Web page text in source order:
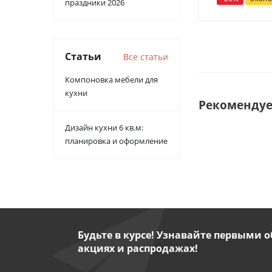
праздники 2026
Статьи Все статьи
Компоновка мебели для
кухни
Дизайн кухни 6 кв.м:
планировка и оформление
Будьте в курсе! Узнавайте первыми
акциях и распродажах!